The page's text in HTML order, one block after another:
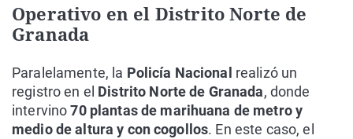
Operativo en el Distrito Norte de
Granada
Paralelamente, la Policía Nacional realizó un
registro en el Distrito Norte de Granada, donde
intervino70 plantas de marihuana de metro y
medio de altura y con cogollos. En este caso, el